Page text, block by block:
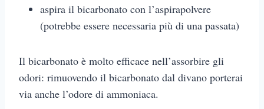
aspira il bicarbonato con l’aspirapolvere
(potrebbe essere necessaria più di una passata)
Il bicarbonato è molto efficace nell’assorbire gli
odori: rimuovendo il bicarbonato dal divano porterai
via anche l’odore di ammoniaca.